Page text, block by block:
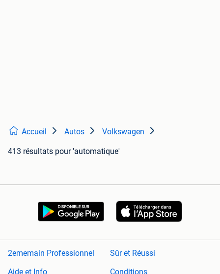
Accueil Autos Volkswagen
413 résultats pour 'automatique'
2ememain Professionnel
Sûr et Réussi
Aide et Info
Conditions